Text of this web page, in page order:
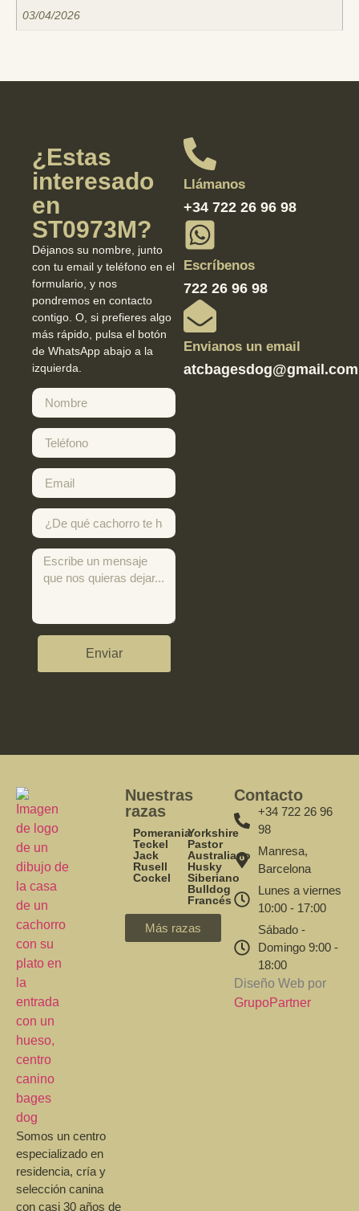
03/04/2026
¿Estas
interesado
en
ST0973M?
Déjanos su nombre, junto
con tu email y teléfono en el
formulario, y nos
pondremos en contacto
contigo. O, si prefieres algo
más rápido, pulsa el botón
de WhatsApp abajo a la
izquierda.
Enviar
Llámanos
+34 722 26 96 98
Escríbenos
722 26 96 98
Envianos un email
atcbagesdog@gmail.com
Somos un centro
especializado en
residencia, cría y
selección canina
con casi 30 años de
Nuestras
razas
Pomerania
Teckel
Jack
Rusell
Cockel
Yorkshire
Pastor
Australiano
Husky
Siberiano
Bulldog
Francés
Más razas
Contacto
+34 722 26 96
98
Manresa,
Barcelona
Lunes a viernes
10:00 - 17:00
Sábado -
Domingo 9:00 -
18:00
Diseño Web por
GrupoPartner